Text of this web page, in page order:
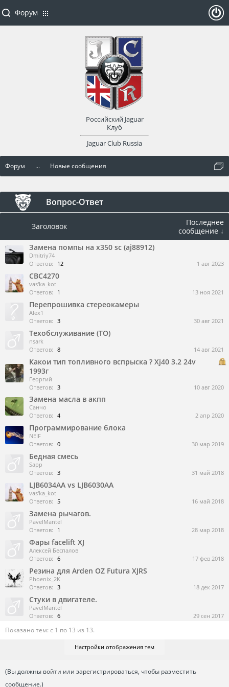
Форум ... Новые сообщения
Вопрос-Ответ
Заголовок
Последнее
сообщение ↓
Замена помпы на x350 sc (aj88912)
Dmitriy74
Ответов:
12 1 авг 2023
CBC4270
vas'ka_kot
Ответов:
1 13 ноя 2021
Перепрошивка стереокамеры
Alex1
Ответов: 3 30 авг 2021
Техобслуживание (ТО)
nsark
Ответов: 8 14 авг 2021
Какои тип топливного вспрыска ? Xj40 3.2 24v
1993г
Георгий
Ответов: 3 10 авг 2020
Замена масла в акпп
Санчо
Ответов: 4 2 апр 2020
Программирование блока
NEIF
Ответов: 0 30 мар 2019
Бедная смесь
Sapp
Ответов: 3 31 май 2018
LJB6034AA vs LJB6030AA
vas'ka_kot
Ответов: 5 16 май 2018
Замена рычагов.
PavelMantel
Ответов:
1 28 мар 2018
Фары facelift XJ
Алексей Беспалов
Ответов: 6 17 фев 2018
Резина для Arden OZ Futura XJRS
Phoenix_2K
Ответов: 3 18 дек 2017
Стуки в двигателе.
PavelMantel
Ответов: 6 29 сен 2017
Показано тем: с 1 по 13 из 13.
Настройки отображения тем
(Вы должны войти или зарегистрироваться, чтобы разместить
сообщение.)
Форум
Российский Jaguar
Клуб
Jaguar Club Russia
оват